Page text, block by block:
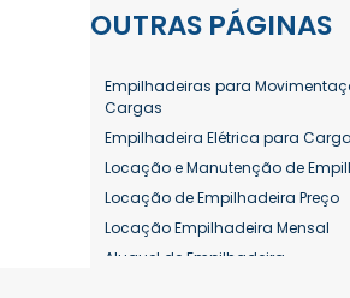
OUTRAS PÁGINAS
Empilhadeiras para
Cargas
Empilhadeira Elétrica para
Locação e Manutenção de
Locação de Empilhadeira Preço
Locação Empilhadeira Mensal
Aluguel de Empilhadeira